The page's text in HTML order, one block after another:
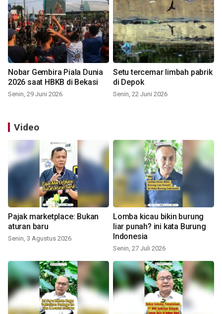
Nobar Gembira Piala Dunia
2026 saat HBKB di Bekasi
Senin, 29 Juni 2026
Setu tercemar limbah pabrik
di Depok
Senin, 22 Juni 2026
Video
Pajak marketplace: Bukan
aturan baru
Senin, 3 Agustus 2026
Lomba kicau bikin burung
liar punah? ini kata Burung
Indonesia
Senin, 27 Juli 2026